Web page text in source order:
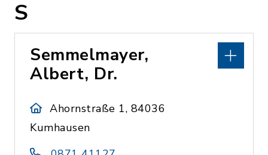
S
Semmelmayer,
Albert, Dr.
Ahornstraße 1, 84036
Kumhausen